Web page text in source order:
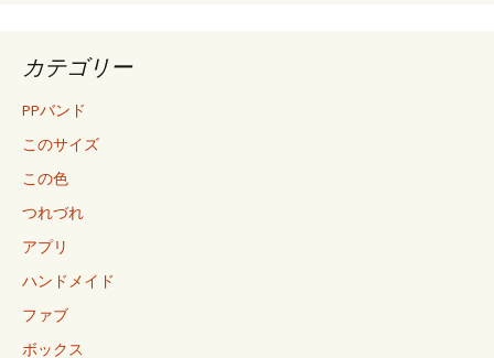
カテゴリー
PPバンド
このサイズ
この色
つれづれ
アプリ
ハンドメイド
ファブ
ボックス